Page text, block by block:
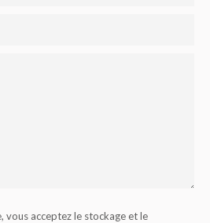
vous acceptez le stockage et le